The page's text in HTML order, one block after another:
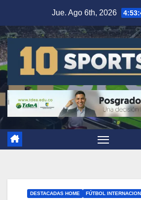
Jue. Ago 6th, 2026
DESTACADAS HOME FÚTBOL